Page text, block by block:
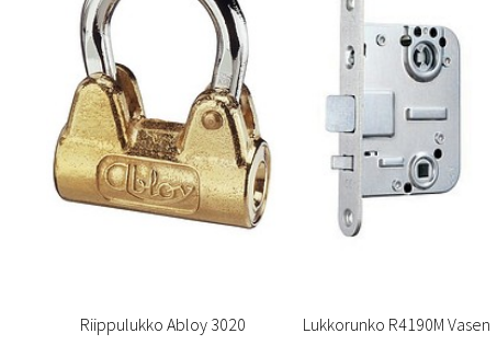
Riippulukko Abloy 3020 Lukkorunko R4190M Vasen